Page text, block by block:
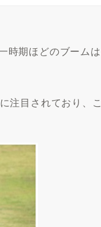
時期ほどのブーム
注目されており、